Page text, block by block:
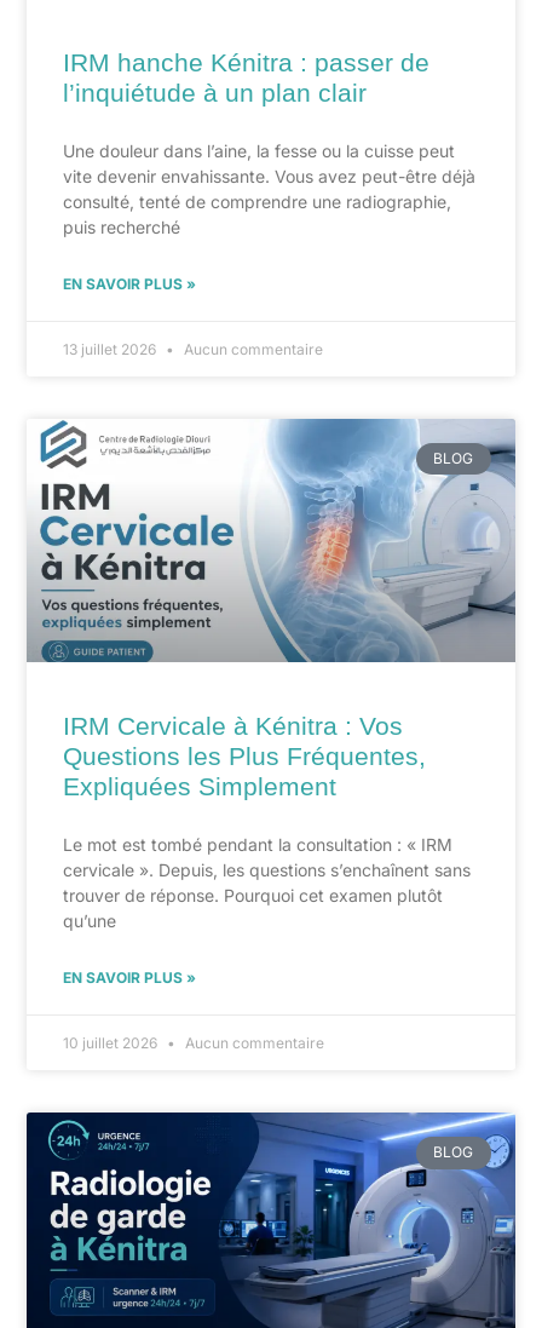
IRM hanche Kénitra : passer de
l’inquiétude à un plan clair
Une douleur dans l’aine, la fesse ou la cuisse peut
vite devenir envahissante. Vous avez peut-être déjà
consulté, tenté de comprendre une radiographie,
puis recherché
EN SAVOIR PLUS »
13 juillet 2026 Aucun commentaire
BLOG
IRM Cervicale à Kénitra : Vos
Questions les Plus Fréquentes,
Expliquées Simplement
Le mot est tombé pendant la consultation : « IRM
cervicale ». Depuis, les questions s’enchaînent sans
trouver de réponse. Pourquoi cet examen plutôt
qu’une
EN SAVOIR PLUS »
10 juillet 2026 Aucun commentaire
BLOG